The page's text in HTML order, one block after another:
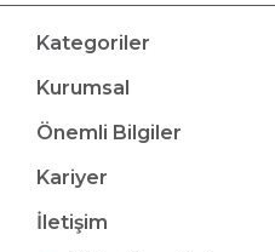
Kategoriler
Kurumsal
Önemli Bilgiler
Kariyer
İletişim